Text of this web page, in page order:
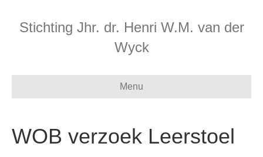
Stichting Jhr. dr. Henri W.M. van der
Wyck
Menu
WOB verzoek Leerstoel